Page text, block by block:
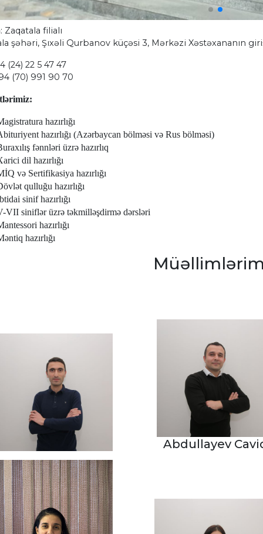
Zaqatala filialı
şəhəri, Şıxəli Qurbanov küçəsi 3, Mərkəzi Xəstəxananın
(24) 22 5 47 47
(70) 991 90 70
hazırlığı
hazırlığı (Azərbaycan bölməsi və Rus bölməsi)
fənnləri üzrə hazırlıq
dil hazırlığı
və Sertifikasiya hazırlığı
qulluğu hazırlığı
sinif hazırlığı
VII siniflər üzrə təkmilləşdirmə dərsləri
hazırlığı
hazırlığı
Abdullayev